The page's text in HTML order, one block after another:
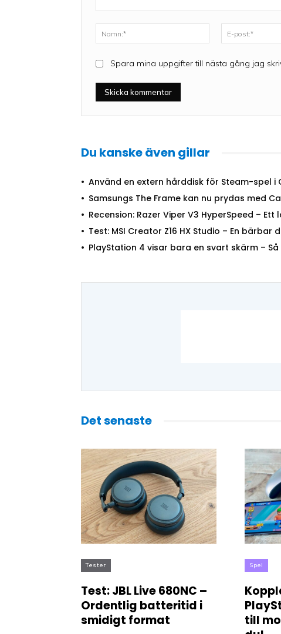
Namn:*
Spara mina uppgifter till nästa gång jag
Du kanske även gillar
Använd en extern hårddisk för Steam-spel i
Samsungs The Frame kan nu prydas med
Recension: Razer Viper V3 HyperSpeed –
Test: MSI Creator Z16 HX Studio – En
PlayStation 4 visar bara en svart skärm –
Det senaste
Tester
Test: JBL Live 680NC –
Ordentlig batteritid i
smidigt format
Spel
till